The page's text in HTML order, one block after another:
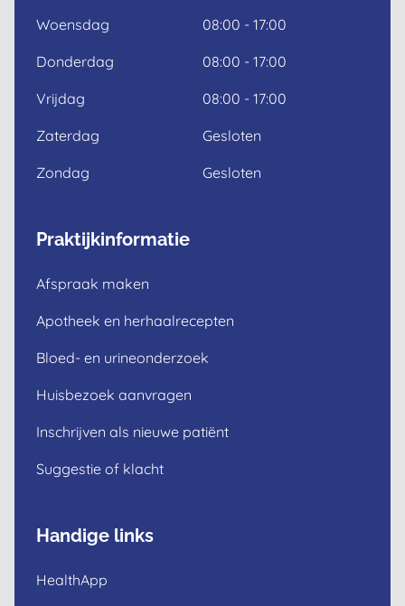
Woensdag 08:00 - 17:00
Donderdag 08:00 - 17:00
Vrijdag 08:00 - 17:00
Zaterdag Gesloten
Zondag Gesloten
Praktijkinformatie
Afspraak maken
Apotheek en herhaalrecepten
Bloed- en urineonderzoek
Huisbezoek aanvragen
Inschrijven als nieuwe patiënt
Suggestie of klacht
Handige links
HealthApp